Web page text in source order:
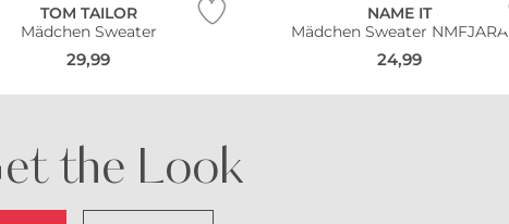
TOM TAILOR
Mädchen Sweater
29,99
NAME IT
Mädchen Sweater NMFJARA
24,99
the Look